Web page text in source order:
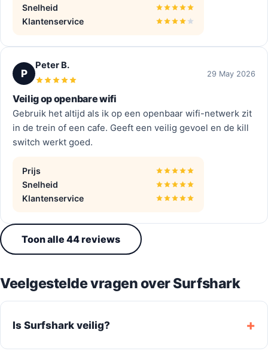
Snelheid
Klantenservice
P
Peter B.
29 May 2026
Veilig op openbare wifi
Gebruik het altijd als ik op een openbaar wifi-netwerk zit
in de trein of een cafe. Geeft een veilig gevoel en de kill
switch werkt goed.
Prijs
Snelheid
Klantenservice
Toon alle 44 reviews
Veelgestelde vragen over Surfshark
Is Surfshark veilig?